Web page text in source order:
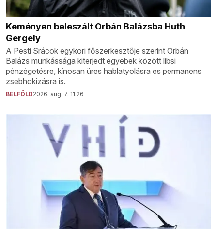
Keményen beleszált Orbán Balázsba Huth
Gergely
A Pesti Srácok egykori főszerkesztője szerint Orbán
Balázs munkássága kiterjedt egyebek között libsi
pénzégetésre, kínosan üres hablatyolásra és permanens
zsebhokizásra is.
BELFÖLD2026. aug. 7. 11:26